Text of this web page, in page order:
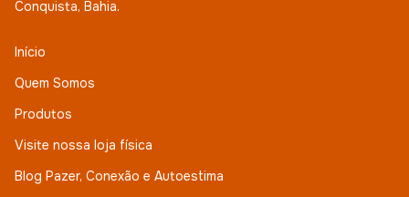
Conquista, Bahia.
Início
Quem Somos
Produtos
Visite nossa loja física
Blog Pazer, Conexão e Autoestima